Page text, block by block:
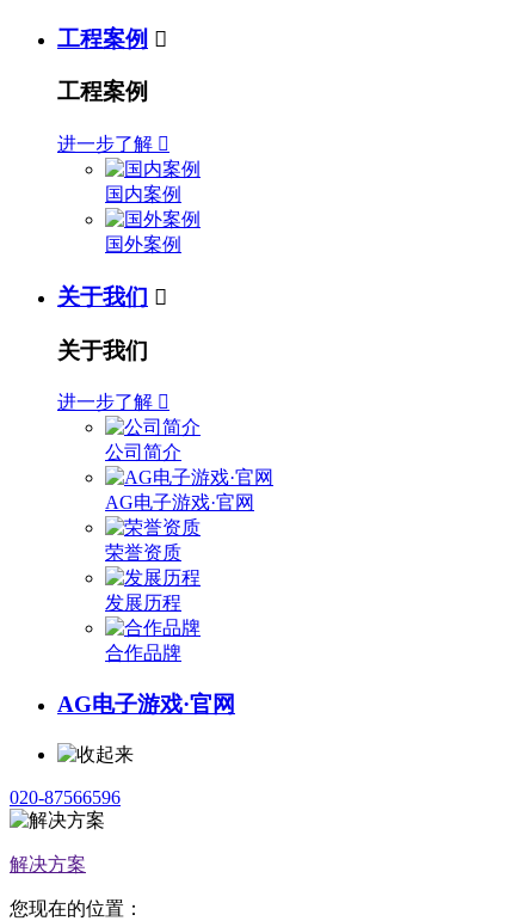
工程案例 
工程案例
进一步了解 
国内案例
国外案例
关于我们 
关于我们
进一步了解 
公司简介
AG电子游戏·官网
荣誉资质
发展历程
合作品牌
AG电子游戏·官网
020-87566596
解决方案
您现在的位置：